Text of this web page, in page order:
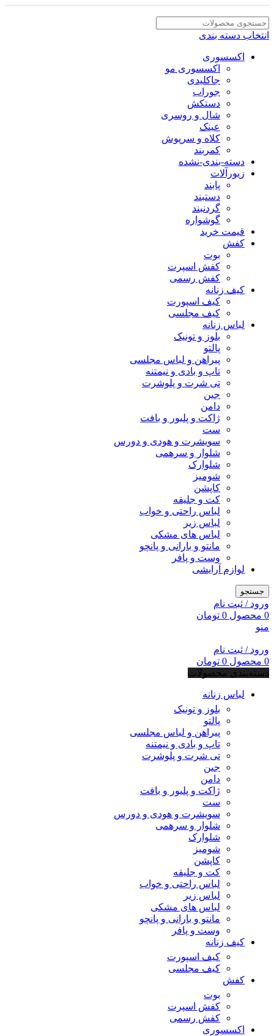
انتخاب دسته بندی
اکسسوری
اکسسوری مو
جاکلیدی
جوراب
دستکش
شال و روسری
عینک
کلاه و سرپوش
کمربند
دسته-بندی-نشده
زیورآلات
پابند
دستبند
گردنبند
گوشواره
قیمت خرید
کفش
بوت
کفش اسپرت
کفش رسمی
کیف زنانه
کیف اسپورت
کیف مجلسی
لباس زنانه
بلوز و تونیک
پالتو
پیراهن و لباس مجلسی
تاپ و بادی و نیمتنه
تی شرت و پلوشرت
جین
دامن
ژاکت و پلیور و بافت
ست
سویشرت و هودی و دورس
شلوار و سرهمی
شلوارک
شومیز
کاپشن
کت و جلیقه
لباس راحتی و خواب
لباس زیر
لباس های مشکی
مانتو و بارانی و پانچو
وست و پافر
لوازم آرایشی
جستجو
ورود / ثبت نام
0 محصول 0 تومان
منو
ورود / ثبت نام
0 محصول 0 تومان
دسته‌بندی محصولات
لباس زنانه
بلوز و تونیک
پالتو
پیراهن و لباس مجلسی
تاپ و بادی و نیمتنه
تی شرت و پلوشرت
جین
دامن
ژاکت و پلیور و بافت
ست
سویشرت و هودی و دورس
شلوار و سرهمی
شلوارک
شومیز
کاپشن
کت و جلیقه
لباس راحتی و خواب
لباس زیر
لباس های مشکی
مانتو و بارانی و پانچو
وست و پافر
کیف زنانه
کیف اسپورت
کیف مجلسی
کفش
بوت
کفش اسپرت
کفش رسمی
اکسسوری